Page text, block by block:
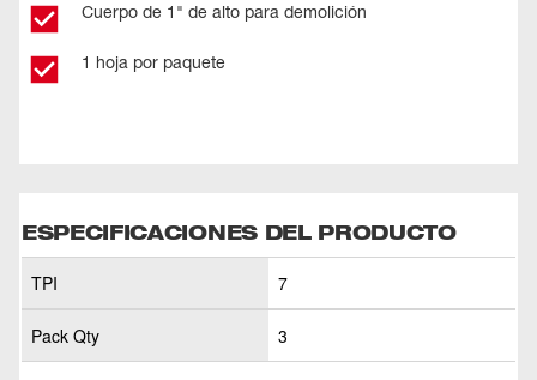
Cuerpo de 1" de alto para demolición
1 hoja por paquete
ESPECIFICACIONES DEL PRODUCTO
TPI 7
Pack Qty 3